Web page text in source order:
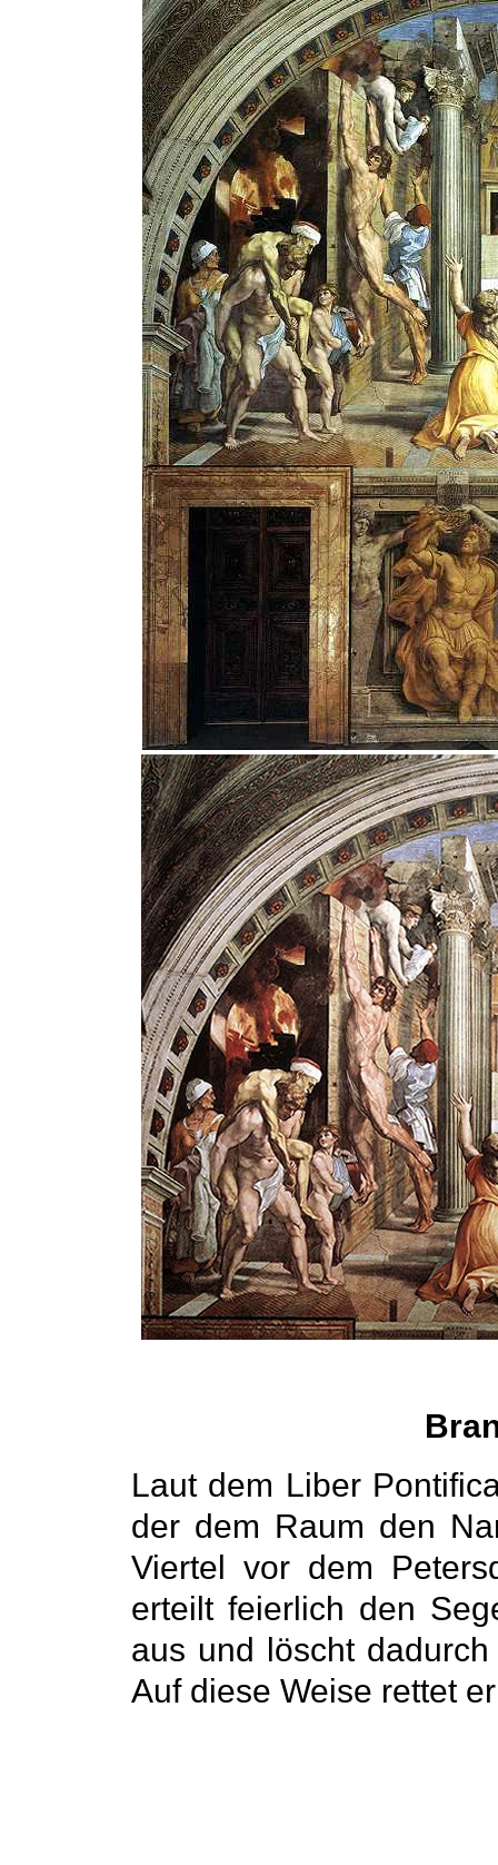
Laut dem Liber
der dem Raum den
Viertel vor dem
erteilt feierlich den
aus und löscht
Auf diese Weise rettet